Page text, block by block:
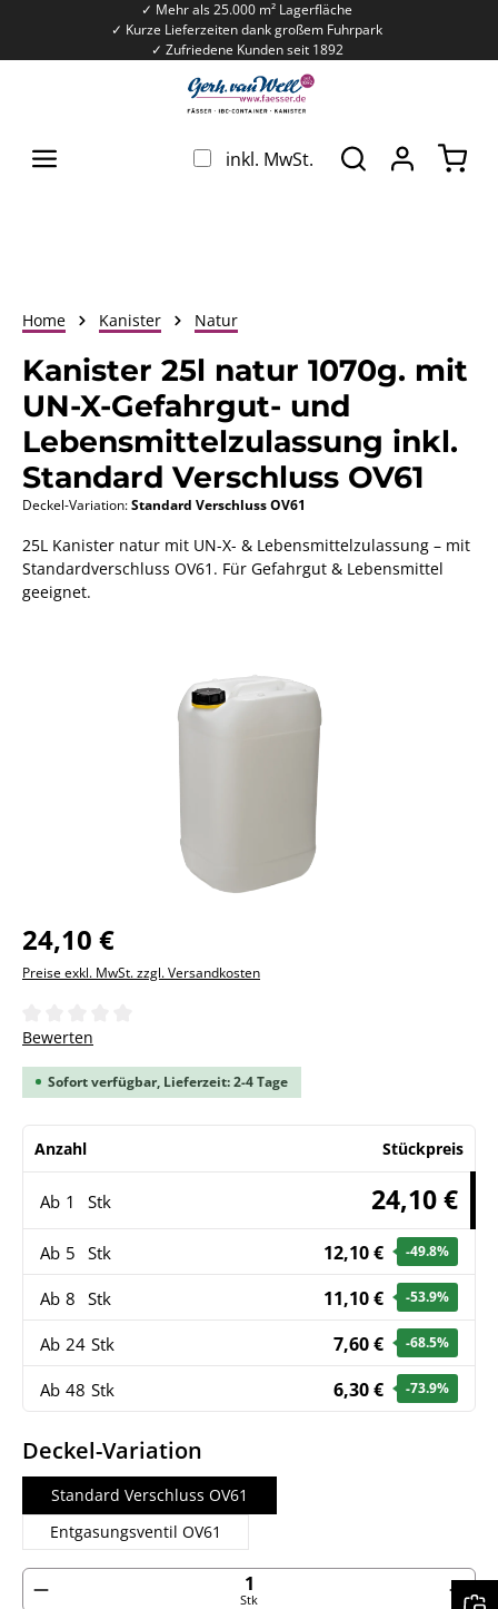
Zum Hauptinhalt springen
✓ Mehr als 25.000 m² Lagerfläche
✓ Kurze Lieferzeiten dank großem Fuhrpark
✓ Zufriedene Kunden seit 1892
inkl. MwSt.
Home Kanister Natur
Kanister 25l natur 1070g. mit
UN-X-Gefahrgut- und
Lebensmittelzulassung inkl.
Standard Verschluss OV61
Deckel-Variation:Standard Verschluss OV61
25L Kanister natur mit UN-X- & Lebensmittelzulassung – mit
Standardverschluss OV61. Für Gefahrgut & Lebensmittel
geeignet.
24,10 €
Preise exkl. MwSt. zzgl. Versandkosten
Durchschnittliche Bewertung von 0 von 5 Sternen
Bewerten
Sofort verfügbar, Lieferzeit: 2-4 Tage
Anzahl Stückpreis
Ab 1 Stk 24,10 €
Ab 5 Stk 12,10 € -49.8%
Ab 8 Stk 11,10 € -53.9%
Ab 24 Stk 7,60 € -68.5%
Ab 48 Stk 6,30 € -73.9%
Deckel-Variation
Standard Verschluss OV61
Entgasungsventil OV61
Produkt Anzahl: Gib den gewünschten Wert ein
Stk